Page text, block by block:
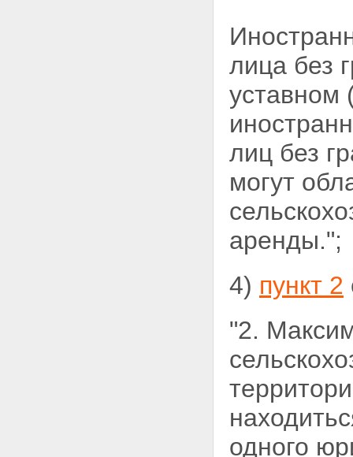
лица без
уставном
лиц без
могут
аренды.";
4) пункт 2
"2.
одного